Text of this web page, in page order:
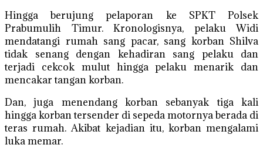
Hingga berujung pelaporan ke SPKT Polsek
Prabumulih Timur. Kronologisnya, pelaku Widi
mendatangi rumah sang pacar, sang korban Shilva
tidak senang dengan kehadiran sang pelaku dan
terjadi cekcok mulut hingga pelaku menarik dan
mencakar tangan korban.
Dan, juga menendang korban sebanyak tiga kali
hingga korban tersender di sepeda motornya berada di
teras rumah. Akibat kejadian itu, korban mengalami
luka memar.